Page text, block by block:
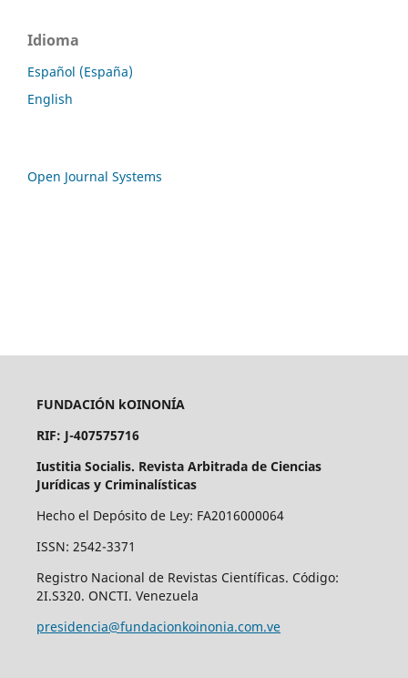
Idioma
Español (España)
English
Open Journal Systems
FUNDACIÓN kOINONÍA
RIF: J-407575716
Iustitia Socialis. Revista Arbitrada de Ciencias
Jurídicas y Criminalísticas
Hecho el Depósito de Ley: FA2016000064
ISSN: 2542-3371
Registro Nacional de Revistas Científicas. Código:
2I.S320. ONCTI. Venezuela
presidencia@fundacionkoinonia.com.ve